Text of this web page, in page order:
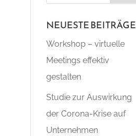
NEUESTE BEITRÄGE
Workshop – virtuelle
Meetings effektiv
gestalten
Studie zur Auswirkung
der Corona-Krise auf
Unternehmen